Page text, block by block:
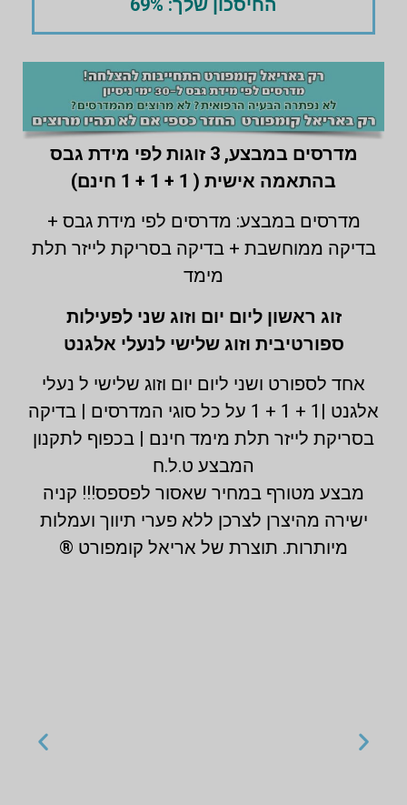
החיסכון שלך: 69%
מדרסים במבצע,
3 זוגות לפי מידת גבס
בהתאמה אישית ( 1 + 1 + 1 חינם)
מדרסים במבצע: מדרסים לפי מידת גבס +
בדיקה ממוחשבת + בדיקה בסריקת לייזר תלת
מימד
זוג ראשון ליום יום וזוג שני לפעילות
ספורטיבית וזוג שלישי לנעלי אלגנט
אחד לספורט ושני ליום יום וזוג שלישי ל נעלי
אלגנט |1 + 1 + 1 על כל סוגי המדרסים | בדיקה
בסריקת לייזר תלת מימד חינם | בכפוף לתקנון
המבצע ט.ל.ח
מבצע מטורף במחיר שאסור לפספס!!! קניה
ישירה מהיצרן לצרכן ללא פערי תיווך ועמלות
מיותרות. תוצרת של אריאל קומפורט ®